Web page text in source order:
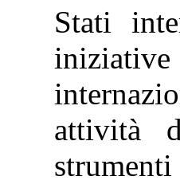
Stati
attività